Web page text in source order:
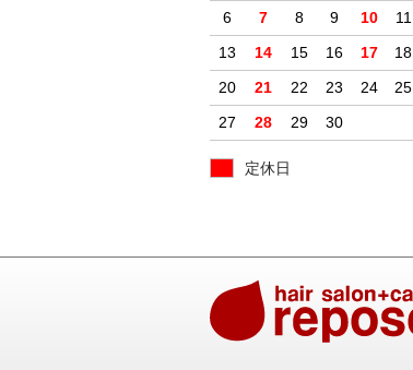
6
7 8 9 10 11
13
14 15 16 17 18
20
21 22 23 24 25
27
28 29 30
定休日